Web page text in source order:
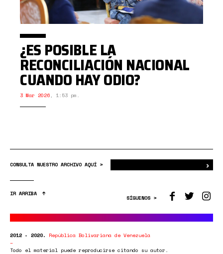
¿ES POSIBLE LA
RECONCILIACIÓN NACIONAL
CUANDO HAY ODIO?
3 Mar 2026, 1:53 pm.
CONSULTA NUESTRO ARCHIVO AQUÍ > ›
IR ARRIBA
SÍGUENOS >
2012 - 2020. República Bolivariana de Venezuela
Todo el material puede reproducirse citando su autor.